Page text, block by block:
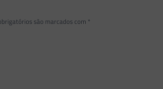
são marcados com *